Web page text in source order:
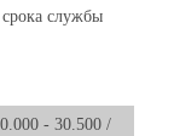
службы
- 30.500 /